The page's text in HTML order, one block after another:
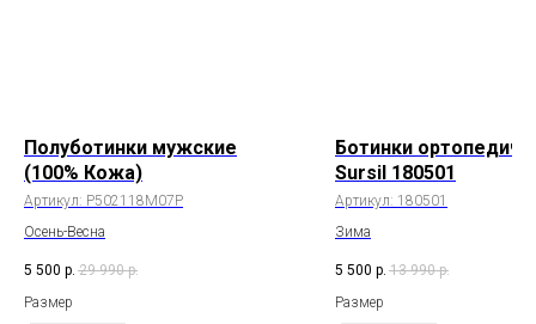
Полуботинки мужские
(100% Кожа)
Артикул: P502118M07P
Осень-Весна
5 500 р. 29 990 р.
Размер
Ботинки
Sursil 180501
Артикул: 180501
Зима
5 500 р. 13 990 р.
Размер